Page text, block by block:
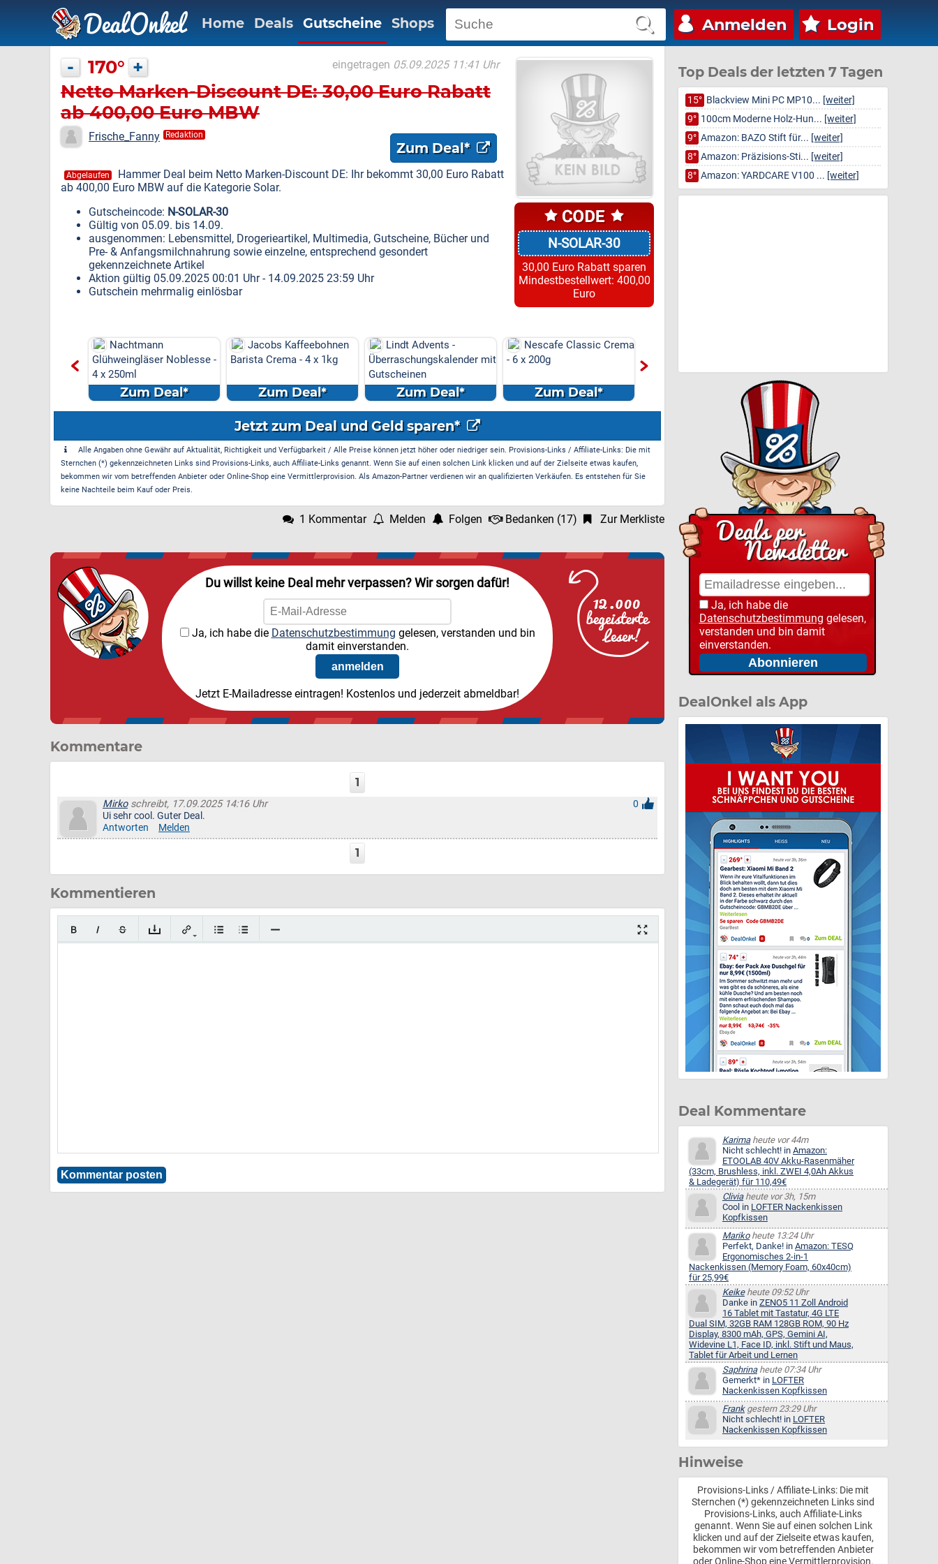
Anmelden Login
Home Deals Gutscheine Shops
N-SOLAR-30
30,00 Euro Rabatt sparen
Mindestbestellwert: 400,00
Euro
- 170° + eingetragen 05.09.2025 11:41 Uhr
Netto Marken-Discount DE: 30,00 Euro Rabatt
ab 400,00 Euro MBW
Frische_Fanny Redaktion
Zum Deal*
Abgelaufen
Hammer Deal beim Netto Marken-Discount DE: Ihr bekommt 30,00 Euro Rabatt
ab 400,00 Euro MBW auf die Kategorie Solar.
Gutscheincode: N-SOLAR-30
Gültig von 05.09. bis 14.09.
ausgenommen: Lebensmittel, Drogerieartikel, Multimedia, Gutscheine, Bücher und
Pre- & Anfangsmilchnahrung sowie einzelne, entsprechend gesondert
gekennzeichnete Artikel
Aktion gültig 05.09.2025 00:01 Uhr - 14.09.2025 23:59 Uhr
Gutschein mehrmalig einlösbar
Nachtmann
Glühweingläser Noblesse -
4 x 250ml
Zum Deal*
Jacobs Kaffeebohnen
Barista Crema - 4 x 1kg
Zum Deal*
Lindt Advents -
Überraschungskalender mit
Gutscheinen
Zum Deal*
Nescafe Classic Crema
- 6 x 200g
Zum Deal*
Lebensmittel
Personen
Zum Deal*
Jetzt zum Deal und Geld sparen*
Alle Angaben ohne Gewähr auf Aktualität, Richtigkeit und Verfügbarkeit / Alle Preise können jetzt höher oder niedriger sein. Provisions-Links / Affiliate-Links: Die mit
Sternchen (*) gekennzeichneten Links sind Provisions-Links, auch Affiliate-Links genannt. Wenn Sie auf einen solchen Link klicken und auf der Zielseite etwas kaufen,
bekommen wir vom betreffenden Anbieter oder Online-Shop eine Vermittlerprovision. Als Amazon-Partner verdienen wir an qualifizierten Verkäufen. Es entstehen für Sie
keine Nachteile beim Kauf oder Preis.
1 Kommentar Melden Folgen Bedanken (17) Zur Merkliste
Du willst keine Deal mehr verpassen? Wir sorgen dafür!
Ja, ich habe die Datenschutzbestimmung gelesen, verstanden und bin
damit einverstanden.
Jetzt E-Mailadresse eintragen! Kostenlos und jederzeit abmeldbar!
Kommentare
1
Mirkoschreibt, 17.09.2025 14:16 Uhr
0
Ui sehr cool. Guter Deal.
Antworten
Melden
1
Kommentieren
Top Deals der letzten 7 Tagen
15° Blackview Mini PC MP10... [weiter]
9° 100cm Moderne Holz-Hun... [weiter]
9° Amazon: BAZO Stift für... [weiter]
8° Amazon: Präzisions-Sti... [weiter]
8° Amazon: YARDCARE V100 ... [weiter]
Ja, ich habe die
Datenschutzbestimmung gelesen,
verstanden und bin damit
einverstanden.
DealOnkel als App
Deal Kommentare
Karimaheute vor 44m
Nicht schlecht! in Amazon:
ETOOLAB 40V Akku-Rasenmäher
(33cm, Brushless, inkl. ZWEI 4,0Ah Akkus
& Ladegerät) für 110,49€
Cliviaheute vor 3h, 15m
Cool in LOFTER Nackenkissen
Kopfkissen
Marikoheute 13:24 Uhr
Perfekt, Danke! in Amazon: TESQ
Ergonomisches 2-in-1
Nackenkissen (Memory Foam, 60x40cm)
für 25,99€
Keikeheute 09:52 Uhr
Danke in ZENO5 11 Zoll Android
16 Tablet mit Tastatur, 4G LTE
Dual SIM, 32GB RAM 128GB ROM, 90 Hz
Display, 8300 mAh, GPS, Gemini AI,
Widevine L1, Face ID, inkl. Stift und Maus,
Tablet für Arbeit und Lernen
Saphrinaheute 07:34 Uhr
Gemerkt* in LOFTER
Nackenkissen Kopfkissen
Frankgestern 23:29 Uhr
Nicht schlecht! in LOFTER
Nackenkissen Kopfkissen
Hinweise
Provisions-Links / Affiliate-Links: Die mit
Sternchen (*) gekennzeichneten Links sind
Provisions-Links, auch Affiliate-Links
genannt. Wenn Sie auf einen solchen Link
klicken und auf der Zielseite etwas kaufen,
bekommen wir vom betreffenden Anbieter